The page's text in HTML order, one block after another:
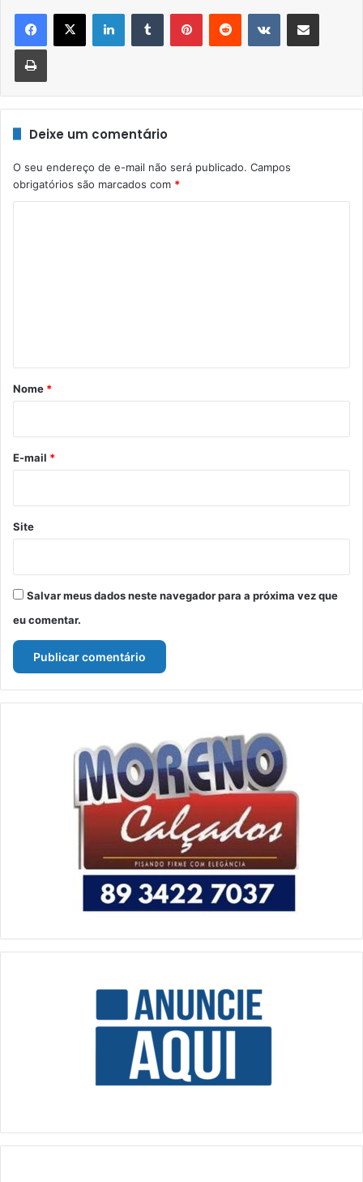
LinkedinTumblr PinterestReddit VK Compartilhar via e-mail
Imprimir
Deixe um comentário
O seu endereço de e-mail não será publicado. Campos
obrigatórios são marcados com *
r
*
Nome *
E-mail *
Site
Salvar meus dados neste navegador para a próxima vez que
eu comentar.